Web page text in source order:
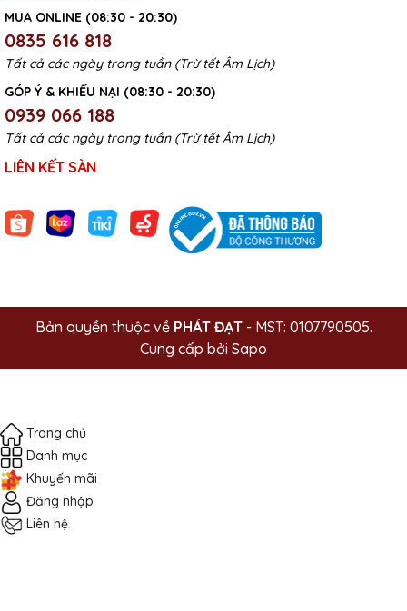
MUA ONLINE (08:30 - 20:30)
0835 616 818
Tất cả các ngày trong tuần (Trừ tết Âm Lịch)
GÓP Ý & KHIẾU NẠI (08:30 - 20:30)
0939 066 188
Tất cả các ngày trong tuần (Trừ tết Âm Lịch)
LIÊN KẾT SÀN
Bản quyền thuộc về PHÁT ĐẠT- MST: 0107790505.
Cung cấp bởi Sapo
Trang chủ
Danh mục
Khuyến mãi
Đăng nhập
Liên hệ